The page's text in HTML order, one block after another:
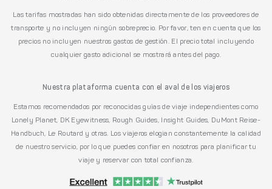
Las tarifas mostradas han sido obtenidas directamente de los proveedores de
transporte y no incluyen ningún sobreprecio. Por favor, ten en cuenta que los
precios no incluyen nuestros gastos de gestión. El precio total incluyendo
cualquier gasto adicional se mostrará antes del pago.
Nuestra plataforma cuenta con el aval de los viajeros
Estamos recomendados por reconocidas guías de viaje independientes como
Lonely Planet, DK Eyewitness, Rough Guides, Insight Guides, DuMont Reise-
Handbuch, Le Routard y otras. Los viajeros elogian constantemente la calidad
de nuestro servicio, por lo que puedes confiar en nosotros para planificar tu
viaje y reservar con total confianza.